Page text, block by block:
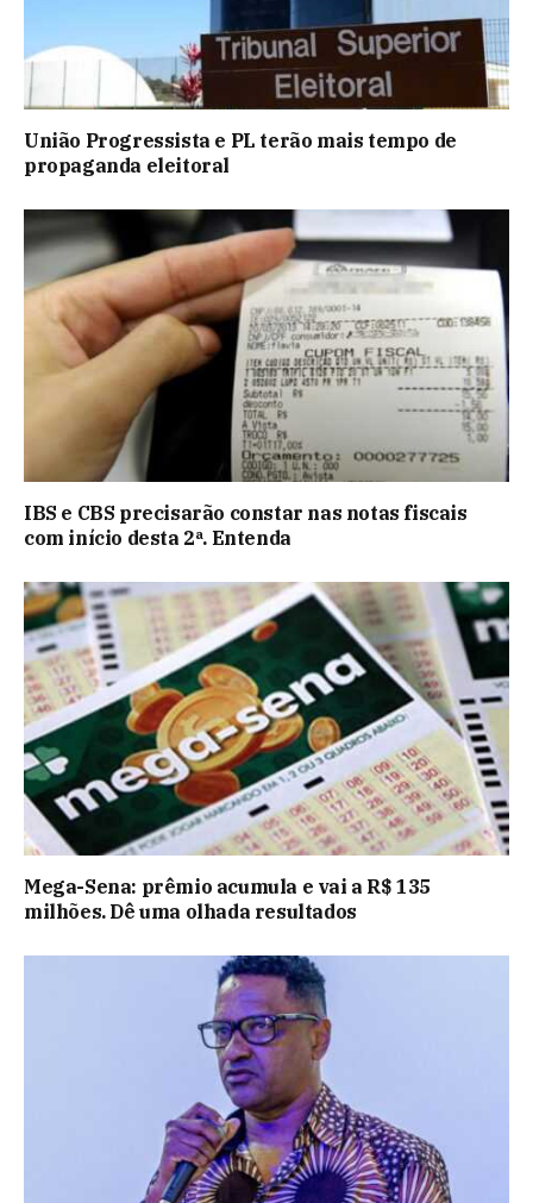
União Progressista e PL terão mais tempo de
propaganda eleitoral
IBS e CBS precisarão constar nas notas fiscais
com início desta 2ª. Entenda
Mega-Sena: prêmio acumula e vai a R$ 135
milhões. Dê uma olhada resultados